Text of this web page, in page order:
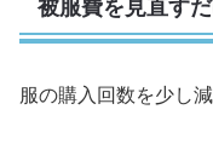
被服費を見直す
服の購入回数を少し